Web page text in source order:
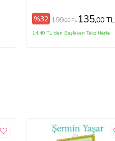
%32 199,00 TL 135,00 TL
14,40 TL'den Başlayan Taksitlerle